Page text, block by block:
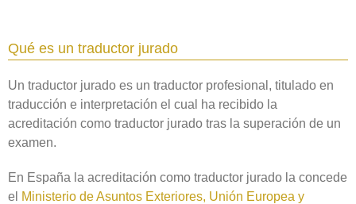
Qué es un traductor jurado
Un traductor jurado es un traductor profesional, titulado en
traducción e interpretación el cual ha recibido la
acreditación como traductor jurado tras la superación de un
examen.
En España la acreditación como traductor jurado la concede
el
Ministerio de Asuntos Exteriores, Unión Europea y